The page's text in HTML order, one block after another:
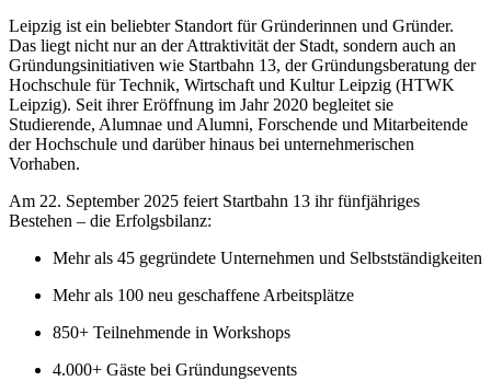
Leipzig ist ein beliebter Standort für Gründerinnen und Gründer.
Das liegt nicht nur an der Attraktivität der Stadt, sondern auch an
Gründungsinitiativen wie Startbahn 13, der Gründungsberatung der
Hochschule für Technik, Wirtschaft und Kultur Leipzig (HTWK
Leipzig). Seit ihrer Eröffnung im Jahr 2020 begleitet sie
Studierende, Alumnae und Alumni, Forschende und Mitarbeitende
der Hochschule und darüber hinaus bei unternehmerischen
Vorhaben.
Am 22. September 2025 feiert Startbahn 13 ihr fünfjähriges
Bestehen – die Erfolgsbilanz:
Mehr als 45 gegründete Unternehmen und Selbstständigkeiten
Mehr als 100 neu geschaffene Arbeitsplätze
850+ Teilnehmende in Workshops
4.000+ Gäste bei Gründungsevents